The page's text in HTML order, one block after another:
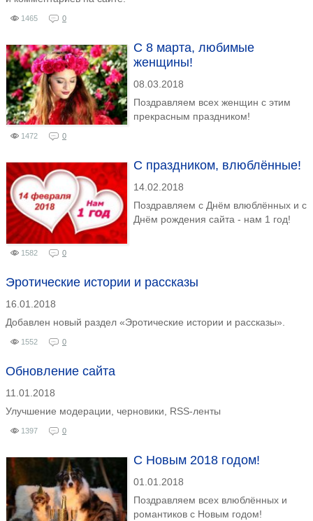
1465 0
С 8 марта, любимые
женщины!
08.03.2018
Поздравляем всех женщин с этим
прекрасным праздником!
1472 0
C праздником, влюблённые!
14.02.2018
Поздравляем с Днём влюблённых и с
Днём рождения сайта - нам 1 год!
1582 0
Эротические истории и рассказы
16.01.2018
Добавлен новый раздел «Эротические истории и рассказы».
1552 0
Обновление сайта
11.01.2018
Улучшение модерации, черновики, RSS-ленты
1397 0
С Новым 2018 годом!
01.01.2018
Поздравляем всех влюблённых и
романтиков с Новым годом!